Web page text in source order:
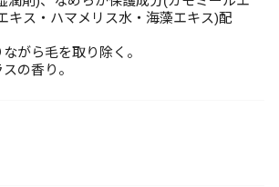
キス・ハマメリス水・海藻エキス)配
がら毛を取り除く。
の香り。